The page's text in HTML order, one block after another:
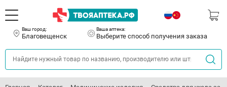
Ваш город:
Благовещенск
Ваша аптека:
Выберите способ получения заказа